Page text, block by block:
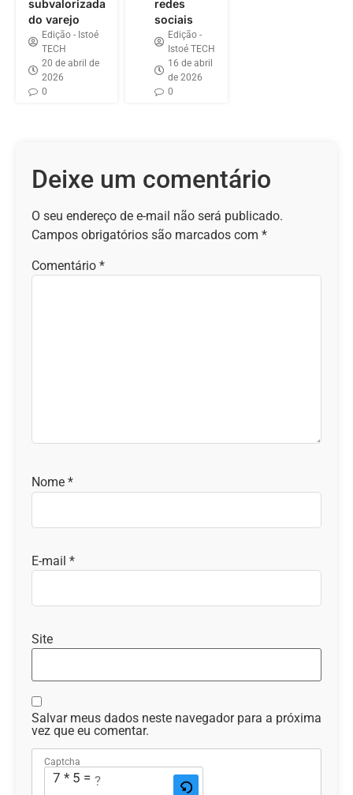
subvalorizada
do varejo
Edição - Istoé
TECH
20 de abril de
2026
0
redes
sociais
Edição -
Istoé TECH
16 de abril
de 2026
0
Deixe um comentário
O seu endereço de e-mail não será publicado.
Campos obrigatórios são marcados com *
Comentário *
Nome *
E-mail *
Site
Salvar meus dados neste navegador para a próxima
vez que eu comentar.
Captcha
7 * 5 = ?